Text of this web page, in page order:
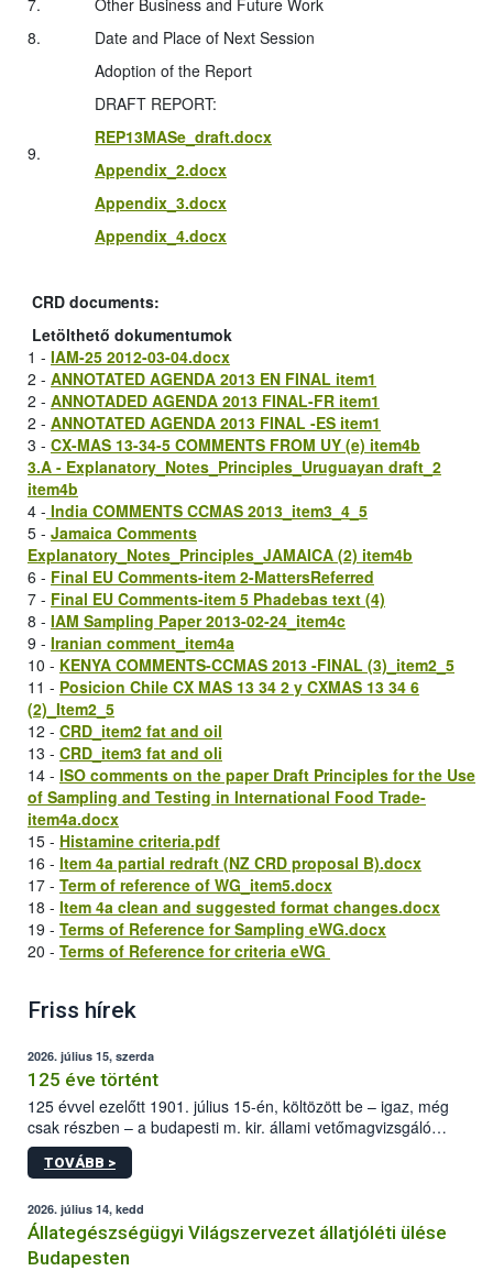
7.
Other Business and Future Work
8.
Date and Place of Next Session
9.
Adoption of the Report
DRAFT REPORT:
REP13MASe_draft.docx
Appendix_2.docx
Appendix_3.docx
Appendix_4.docx
CRD documents:
Letölthető dokumentumok
1 - IAM-25 2012-03-04.docx
2 - ANNOTATED AGENDA 2013 EN FINAL item1
2 - ANNOTADED AGENDA 2013 FINAL-FR item1
2 - ANNOTATED AGENDA 2013 FINAL -ES item1
3 - CX-MAS 13-34-5 COMMENTS FROM UY (e) item4b
3.A - Explanatory_Notes_Principles_Uruguayan draft_2
item4b
4 - India COMMENTS CCMAS 2013_item3_4_5
5 - Jamaica Comments
Explanatory_Notes_Principles_JAMAICA (2) item4b
6 - Final EU Comments-item 2-MattersReferred
7 - Final EU Comments-item 5 Phadebas text (4)
8 - IAM Sampling Paper 2013-02-24_item4c
9 - Iranian comment_item4a
10 - KENYA COMMENTS-CCMAS 2013 -FINAL (3)_item2_5
11 - Posicion Chile CX MAS 13 34 2 y CXMAS 13 34 6
(2)_Item2_5
12 - CRD_item2 fat and oil
13 - CRD_item3 fat and oli
14 - ISO comments on the paper Draft Principles for the Use
of Sampling and Testing in International Food Trade-
item4a.docx
15 - Histamine criteria.pdf
16 - Item 4a partial redraft (NZ CRD proposal B).docx
17 - Term of reference of WG_item5.docx
18 - Item 4a clean and suggested format changes.docx
19 - Terms of Reference for Sampling eWG.docx
20 - Terms of Reference for criteria eWG
Friss hírek
2026. július 15, szerda
125 éve történt
125 évvel ezelőtt 1901. július 15-én, költözött be – igaz, még
csak részben – a budapesti m. kir. állami vetőmagvizsgáló
állomás a Kis Rókus utca 15. szám alatti, Czigler Győző által
tervezett új épületébe.
TOVÁBB >
2026. július 14, kedd
Állategészségügyi Világszervezet állatjóléti ülése
Budapesten